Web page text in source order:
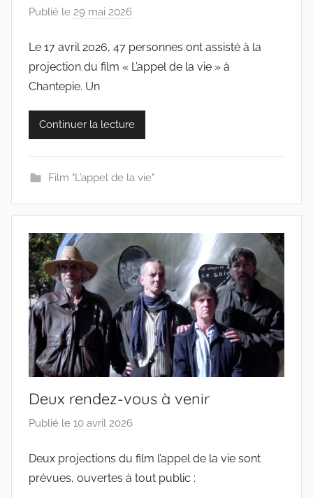
Publié le 29 mai 2026
r
c
l
e
t
s
Le 17 avril 2026, 47 personnes ont assisté à la
projection du film « L’appel de la vie » à
Chantepie. Un
Continuer la lecture
Film "L’appel de la vie"
Deux rendez-vous à venir
Publié le 10 avril 2026
r
c
Deux projections du film l’appel de la vie sont
prévues, ouvertes à tout public :